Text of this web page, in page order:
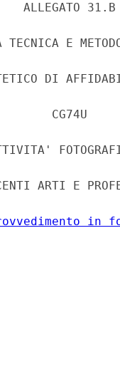
ALLEGATO
TECNICA E
DI
CG74U
ARTI E
in